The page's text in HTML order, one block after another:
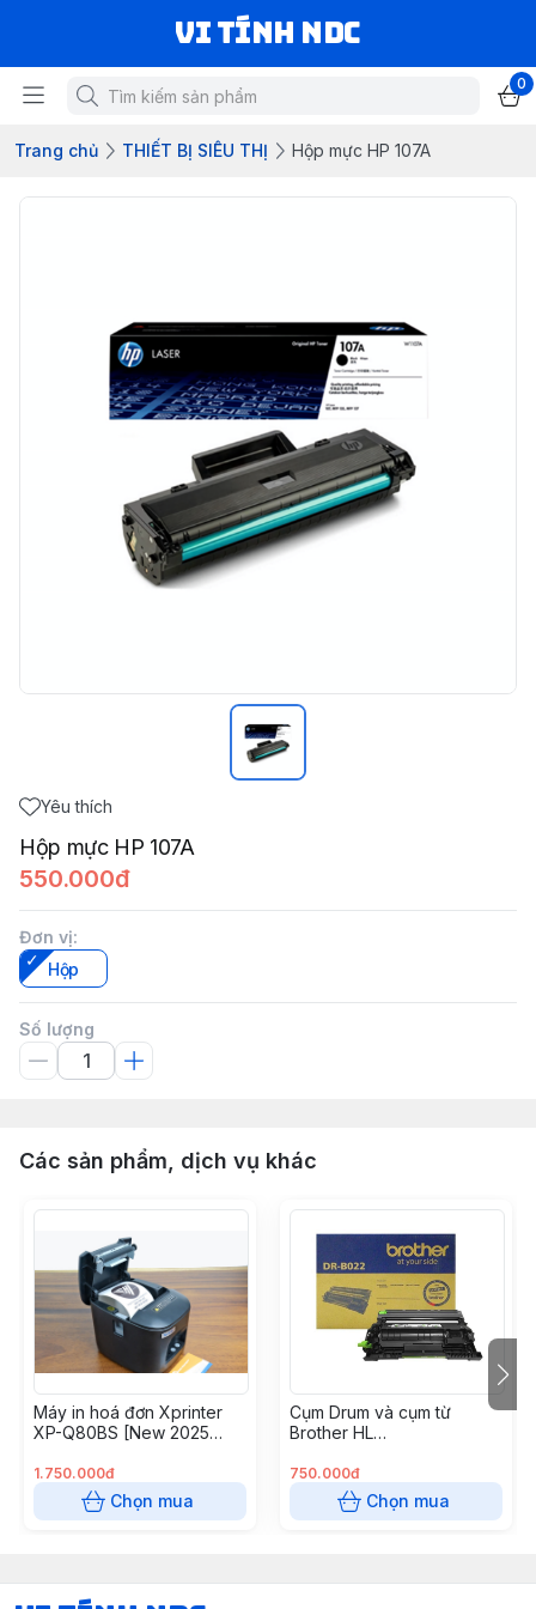
VI TÍNH NDC
0
Trang chủ THIẾT BỊ SIÊU THỊ Hộp mực HP 107A
Yêu thích
Hộp mực HP 107A
550.000đ
Đơn vị:
Hộp
Số lượng
Các sản phẩm, dịch vụ khác
Máy in hoá đơn Xprinter
XP-Q80BS [New 2025
1.750.000đ
Chọn mua
Cụm Drum và cụm từ
Brother HL
(DRB022/B027)
750.000đ
Chọn mua